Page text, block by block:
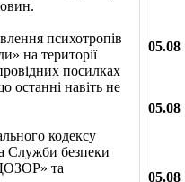
психотропів
на території
посилках
останні навіть не
кодексу
Служби безпеки
та
05.08
05.08
05.08